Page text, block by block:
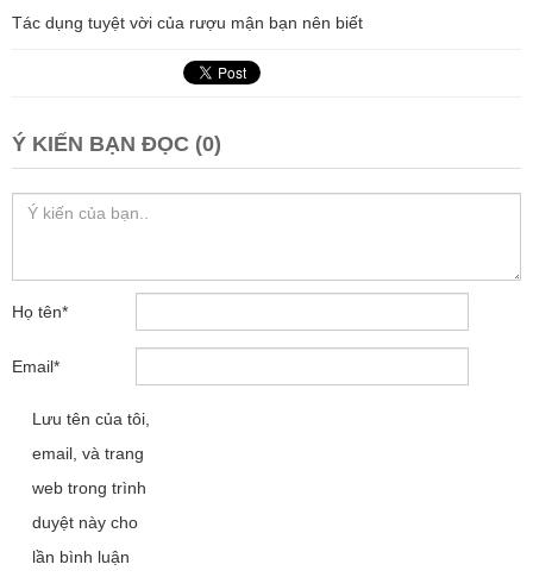
Tác dụng tuyệt vời của rượu mận bạn nên biết
Ý KIẾN BẠN ĐỌC (0)
Họ tên*
Email*
Lưu tên của tôi,
email, và trang
web trong trình
duyệt này cho
lần bình luận